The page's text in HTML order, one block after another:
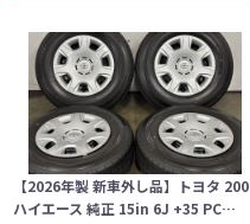
【2026年製 新車外し品】トヨタ 200
ハイエース 純正 15in 6J +35 PC…